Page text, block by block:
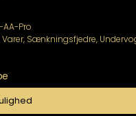
AA-Pro
Varer, Sænkningsfjedre,